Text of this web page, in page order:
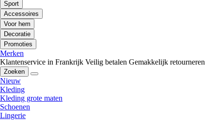
Sport
Accessoires
Voor hem
Decoratie
Promoties
Merken
Klantenservice in Frankrijk Veilig betalen Gemakkelijk retourneren
Zoeken
Nieuw
Kleding
Kleding grote maten
Schoenen
Lingerie